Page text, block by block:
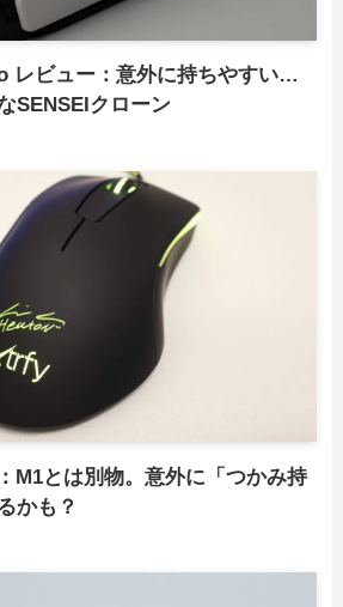
レビュー：意外に持ちやすい…
SENSEIクローン
M1とは別物。意外に「つかみ持
かも？